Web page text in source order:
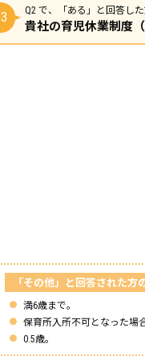
Q2 で、「ある」と回答した
貴社の育児休業制度
「その他」と回答された方
満6歳まで。
保育所入所不可となった場
0.5歳。